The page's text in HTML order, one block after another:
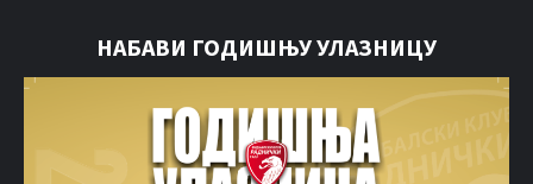
НАБАВИ ГОДИШЊУ УЛАЗНИЦУ